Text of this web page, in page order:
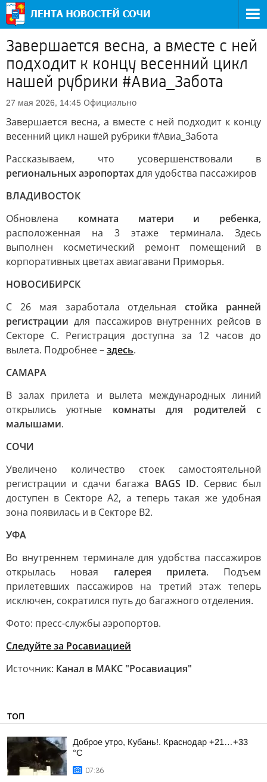
Завершается весна, а вместе с ней
подходит к концу весенний цикл
нашей рубрики #Авиа_Забота
27 мая 2026, 14:45 Официально
Завершается весна, а вместе с ней подходит к концу
весенний цикл нашей рубрики #Авиа_Забота
Рассказываем, что усовершенствовали в
региональных аэропортахдля удобства пассажиров
ВЛАДИВОСТОК
Обновлена комната матери и ребенка,
расположенная на 3 этаже терминала. Здесь
выполнен косметический ремонт помещений в
корпоративных цветах авиагавани Приморья.
НОВОСИБИРСК
С 26 мая заработала отдельнаястойка ранней
регистрации для пассажиров внутренних рейсов в
Секторе C. Регистрация доступна за 12 часов до
вылета. Подробнее –здесь.
САМАРА
В залах прилета и вылета международных линий
открылись уютные комнаты для родителей с
малышами.
СОЧИ
Увеличено количество стоек самостоятельной
регистрации и сдачи багажа BAGS ID. Сервис был
доступен в Секторе А2, а теперь такая же удобная
зона появилась и в Секторе В2.
УФА
Во внутреннем терминале для удобства пассажиров
открылась новая галерея прилета. Подъем
прилетевших пассажиров на третий этаж теперь
исключен, сократился путь до багажного отделения.
Фото: пресс-службы аэропортов.
Следуйте за Росавиацией
Источник: Канал в МАКС "Росавиация"
ТОП
Доброе утро, Кубань!. Краснодар +21…+33
°С
07:36